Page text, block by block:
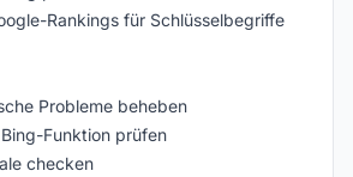
Rankings für Schlüsselbegriffe
Probleme beheben
Funktion prüfen
checken